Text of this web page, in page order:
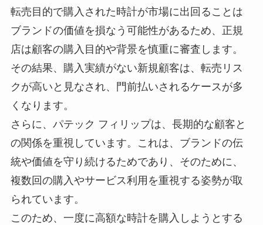
転売目的で購入された時計が市場に出回ることは
ブランドの価値を損なう可能性があるため、正規
店は顧客の購入目的や背景を慎重に審査します。
その結果、購入実績がない新規顧客は、転売リス
クが高いと見なされ、門前払いされるケースが多
くなります。
さらに、パテック フィリップは、長期的な顧客と
の関係を重視しています。これは、ブランドの伝
統や価値を守り続けるためであり、そのために、
複数回の購入やサービス利用を重視する姿勢が取
られています。
このため、一度に高額な時計を購入しようとする